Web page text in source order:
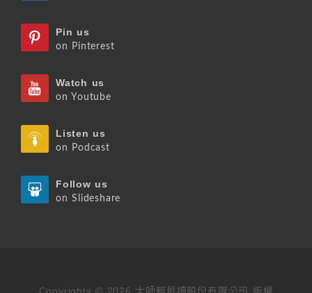
Pin us
on Pinterest
Watch us
on Youtube
Listen us
on Podcast
Follow us
on Slideshare